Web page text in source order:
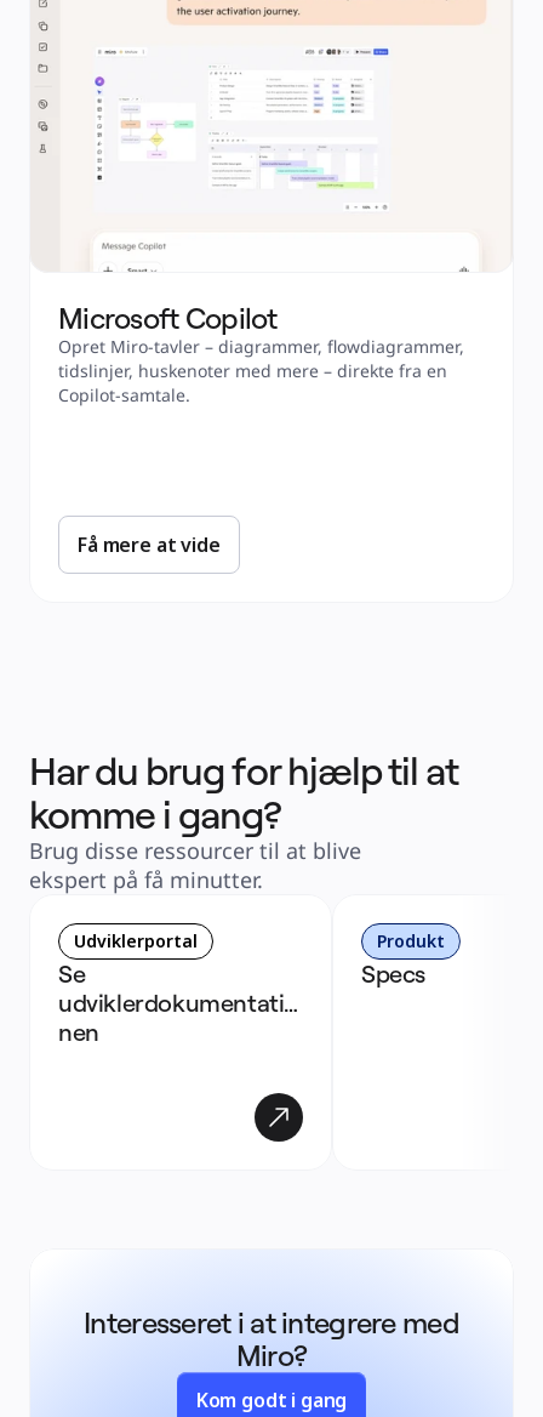
Microsoft Copilot
Opret Miro-tavler – diagrammer, flowdiagrammer,
tidslinjer, huskenoter med mere – direkte fra en
Copilot-samtale.
Få mere at vide
Har du brug for hjælp til at
komme i gang?
Brug disse ressourcer til at blive
ekspert på få minutter.
Udviklerportal
Se
udviklerdokumentatio
nen
Produkt
Specs
Interesseret i at integrere med
Miro?
Kom godt i gang